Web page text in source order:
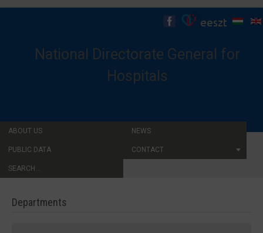
ABOUT US NEWS
PUBLIC DATA CONTACT
SEARCH...
National Directorate General for
Hospitals
Departments